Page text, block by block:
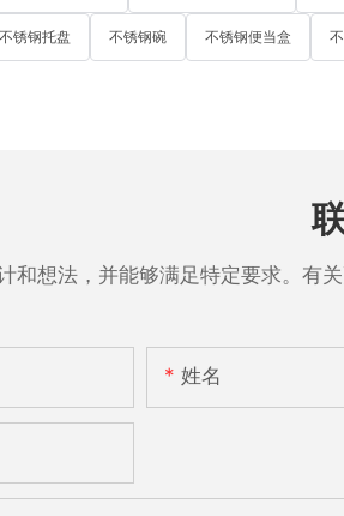
不锈钢托盘 不锈钢碗 不锈钢便当盒
和想法，并能够满足特定要求。有
姓名